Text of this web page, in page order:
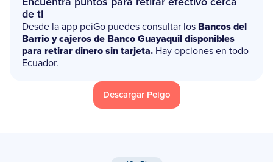
de ti
Desde la app peiGo puedes consultar los Bancos del
Barrio y cajeros de Banco Guayaquil disponibles
para retirar dinero sin tarjeta. Hay opciones en todo
Ecuador.
Descargar Peigo